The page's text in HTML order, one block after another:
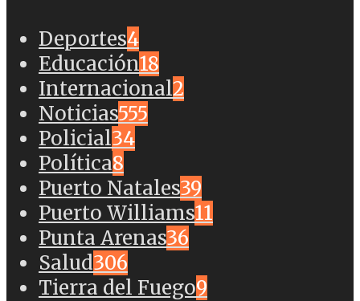
Deportes4
Educación18
Internacional2
Noticias555
Policial34
Política8
Puerto Natales39
Puerto Williams11
Punta Arenas36
Salud306
Tierra del Fuego9